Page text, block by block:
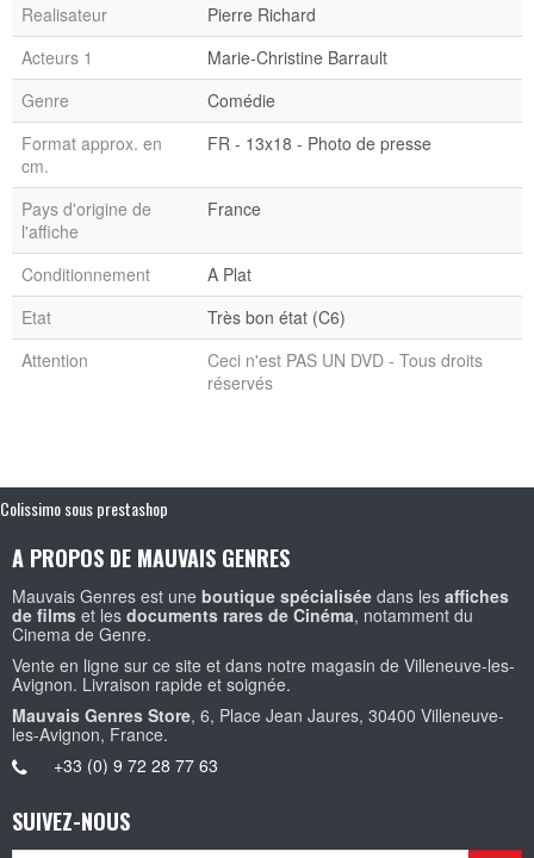
Realisateur
Pierre Richard
Acteurs 1
Marie-Christine Barrault
Genre
Comédie
Format approx. en
cm.
FR - 13x18 - Photo de presse
Pays d'origine de
l'affiche
France
Conditionnement
A Plat
Etat
Très bon état (C6)
Attention
Ceci n'est PAS UN DVD - Tous droits
réservés
Colissimo sous prestashop
A PROPOS DE MAUVAIS GENRES
Mauvais Genres est une boutique spécialisée dans les affiches
de films et les documents rares de Cinéma, notamment du
Cinema de Genre.
Vente en ligne sur ce site et dans notre magasin de Villeneuve-les-
Avignon. Livraison rapide et soignée.
Mauvais Genres Store, 6, Place Jean Jaures, 30400 Villeneuve-
les-Avignon, France.
+33 (0) 9 72 28 77 63
SUIVEZ-NOUS